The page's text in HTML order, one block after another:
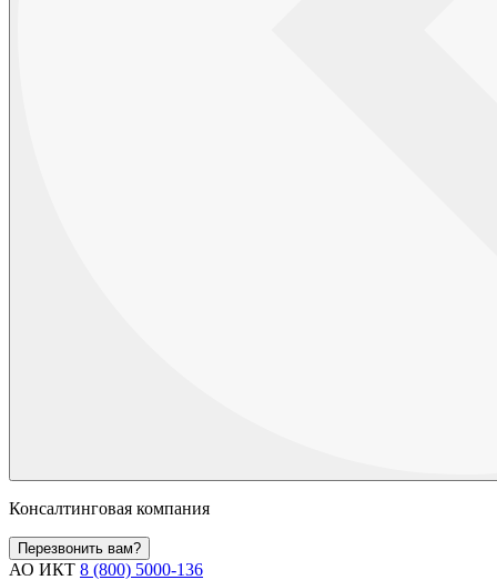
Консалтинговая компания
Перезвонить вам?
АО ИКТ 8 (800) 5000-136